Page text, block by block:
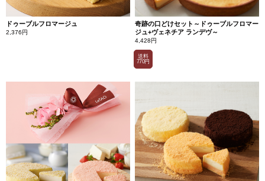
ドゥーブルフロマージュ
2,376円
奇跡の口どけセット～ドゥーブルフロマー
ジュ+ヴェネチア ランデヴ～
4,428円
送料
770円